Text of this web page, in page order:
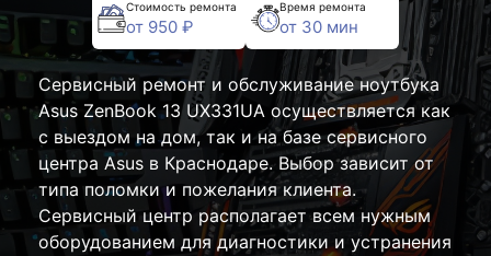
Стоимость ремонта
от 950 ₽
Время ремонта
от 30 мин
Сервисный ремонт и обслуживание ноутбука
Asus ZenBook 13 UX331UA осуществляется как
с выездом на дом, так и на базе сервисного
центра Asus в Краснодаре. Выбор зависит от
типа поломки и пожелания клиента.
Сервисный центр располагает всем нужным
оборудованием для диагностики и устранения